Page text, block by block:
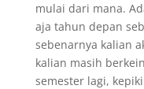
mulai dari mana.
aja tahun depan
sebenarnya kalian
kalian masih
semester lagi,